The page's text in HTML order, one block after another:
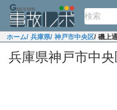
ホーム/ 兵庫県/ 神戸市中央区/ 磯上
兵庫県神戸市中